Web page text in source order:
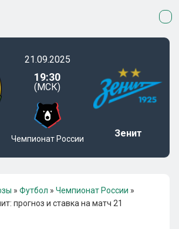
21.09.2025
19:30
(МСК)
Чемпионат России Зенит
» Футбол » Чемпионат России »
прогноз и ставка на матч 21